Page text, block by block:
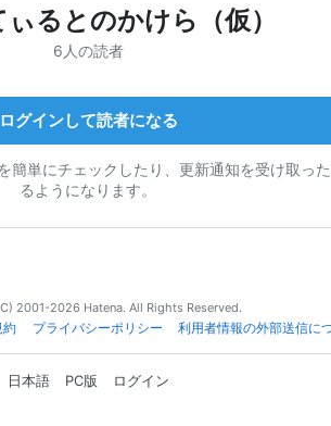
るとのかけら（仮）
6人の読者
ログインして読者になる
簡単にチェックしたり、更新通知を受け取っ
るようになります。
2001-2026 Hatena. All Rights Reserved.
約 プライバシーポリシー 利用者情報の外部送信に
日本語 PC版 ログイン